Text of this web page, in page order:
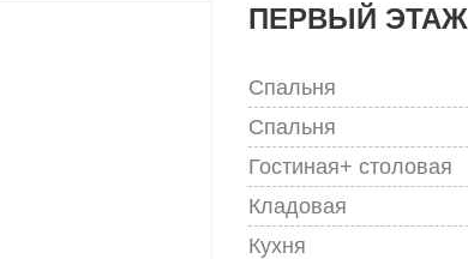
ПЕРВЫЙ ЭТАЖ
Спальня
Спальня
Гостиная+ столовая
Кладовая
Кухня